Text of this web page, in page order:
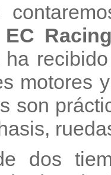
ha
motores
son
dos